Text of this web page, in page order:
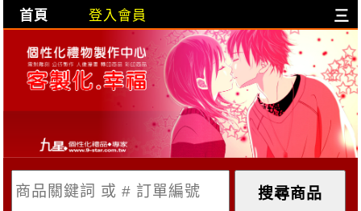
首頁 登入會員 三
購物車內容:
目前購物車是空的!
X